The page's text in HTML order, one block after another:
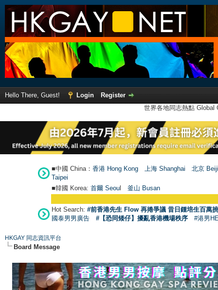
Hello There, Guest! Login
Register
世界各地同志熱點
■中國 China： 香港 Hong Kong 上海 Shanghai
北京
Taipei
■韓國 Korea: 首爾 Seoul 釜山 Busan
Hot Search: #前香港先生 Flow 再捲爭議 昔日鍾培生百萬
國泰男男廣告
#【恐同矮仔】擾亂香港機場秩序 #港男
HKGAY 同志資訊平台
Board Message